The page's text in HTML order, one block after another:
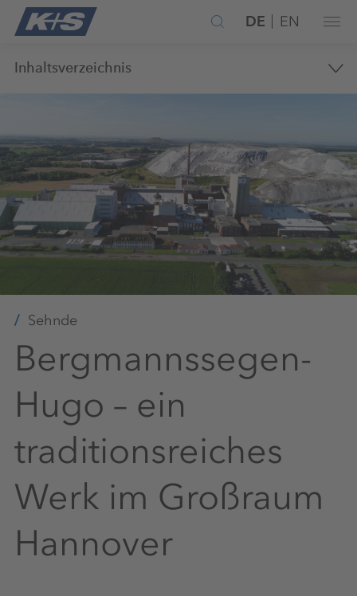
DE EN
Sehnde
Bergmannssegen-
Hugo – ein
traditionsreiches
Werk im Großraum
Hannover
Inhaltsverzeichnis